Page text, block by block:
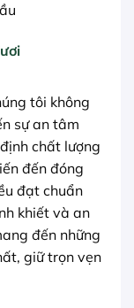
tôi không
sự an tâm
chất lượng
đến đóng
đạt chuẩn
khiết và an
đến những
giữ trọn vẹn